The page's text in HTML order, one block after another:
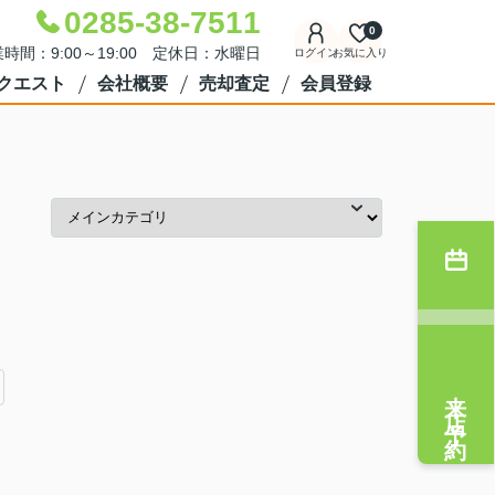
0285-38-7511
時間：9:00～19:00 定休日：水曜日 ログインお気に入り
0
エスト 会社概要 売却査定 会員登録
来店予約